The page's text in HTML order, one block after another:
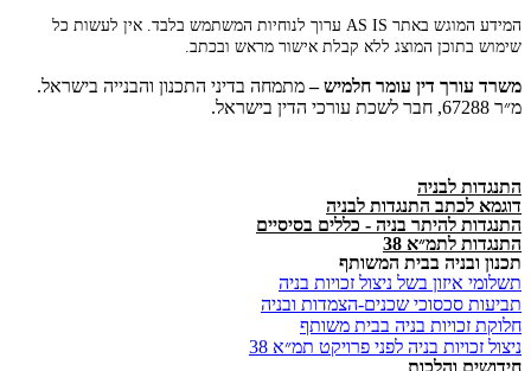
המידע המוגש באתר AS IS ערוך לנוחיות המשתמש בלבד. אין לעשות כל
שימוש בתוכן המוצג ללא קבלת אישור מראש ובכתב.
משרד עורך דין עומר חלמיש –מתמחה בדיני התכנון והבנייה בישראל.
מ״ר 67288, חבר לשכת עורכי הדין בישראל.
התנגדות לבניה
דוגמא לכתב התנגדות לבניה
התנגדות להיתר בניה - כללים בסיסיים
התנגדות לתמ״א 38
תכנון ובניה בבית המשותף
תשלומי איזון בשל ניצול זכויות בניה
תביעות סכסוכי שכנים-הצמדות ובניה
חלוקת זכויות בניה בבית משותף
ניצול זכויות בניה לפני פרויקט תמ״א 38
חידושים והלכות